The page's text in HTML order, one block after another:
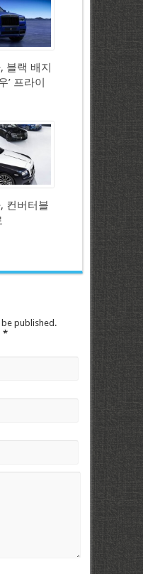
블랙 배지
’ 프라이
컨버터블
published.
*